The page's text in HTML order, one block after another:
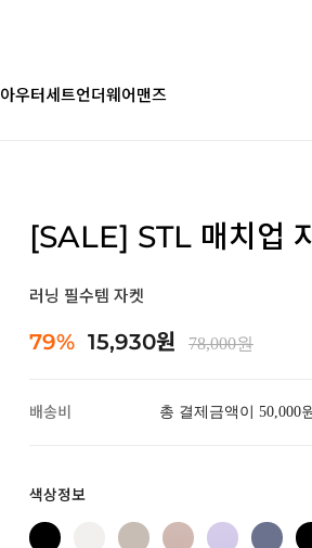
아우터세트언더웨어맨즈
[SALE] STL 매치업
러닝 필수템 자켓
79% 15,930원 78,000원
배송비 총 결제금액이 50,000
색상정보